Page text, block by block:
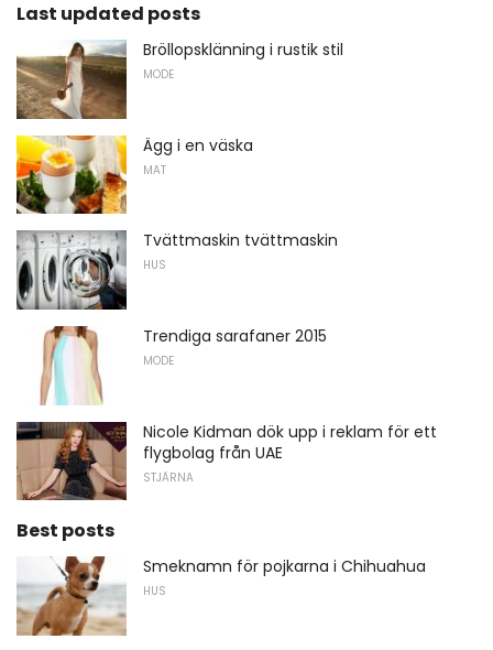
Last updated posts
Bröllopsklänning i rustik stil
MODE
Ägg i en väska
MAT
Tvättmaskin tvättmaskin
HUS
Trendiga sarafaner 2015
MODE
Nicole Kidman dök upp i reklam för ett
flygbolag från UAE
STJÄRNA
Best posts
Smeknamn för pojkarna i Chihuahua
HUS